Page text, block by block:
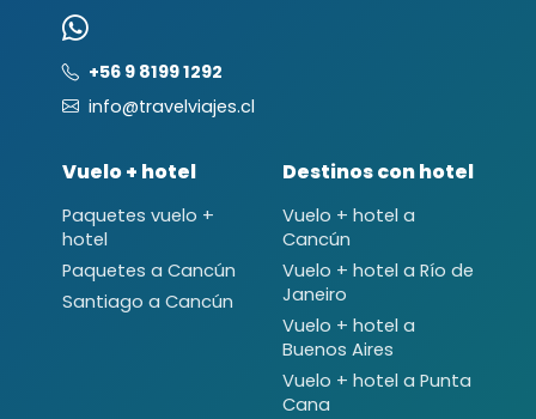
+56 9 8199 1292
info@travelviajes.cl
Vuelo + hotel
Paquetes vuelo +
hotel
Paquetes a Cancún
Santiago a Cancún
Destinos con hotel
Vuelo + hotel a
Cancún
Vuelo + hotel a Río de
Janeiro
Vuelo + hotel a
Buenos Aires
Vuelo + hotel a Punta
Cana